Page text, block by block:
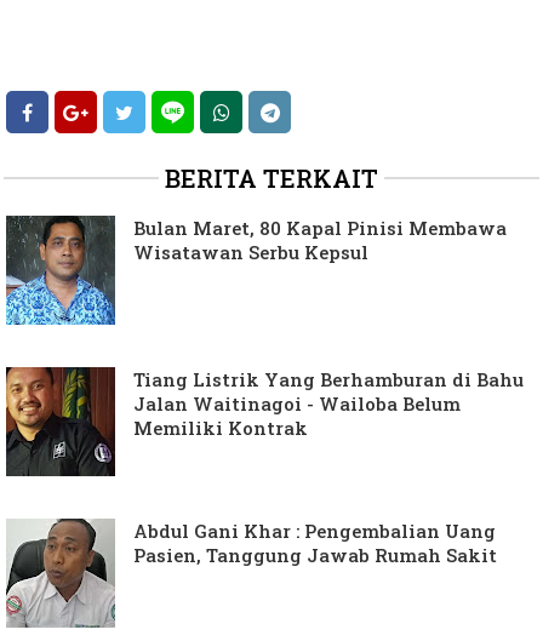
BERITA TERKAIT
Bulan Maret, 80 Kapal Pinisi Membawa
Wisatawan Serbu Kepsul
Tiang Listrik Yang Berhamburan di Bahu
Jalan Waitinagoi - Wailoba Belum
Memiliki Kontrak
Abdul Gani Khar : Pengembalian Uang
Pasien, Tanggung Jawab Rumah Sakit